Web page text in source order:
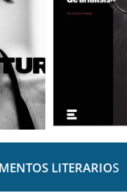
LITERARIOS